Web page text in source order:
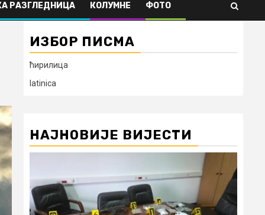
РАЗГЛЕДНИЦА КОЛУМНЕ ФОТО
ИЗБОР ПИСМА
ћирилица
latinica
НАЈНОВИЈЕ ВИЈЕСТИ